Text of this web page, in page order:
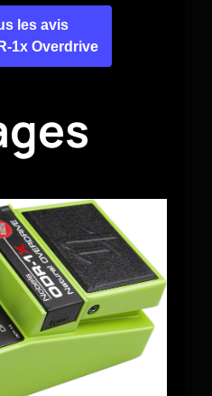
les avis
1x Overdrive